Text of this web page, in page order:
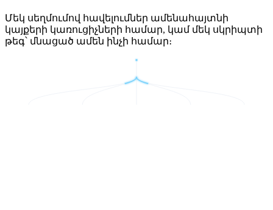
Մեկ սեղմումով հավելումներ ամենահայտնի
կայքերի կառուցիչների համար, կամ մեկ սկրիպտի
թեգ՝ մնացած ամեն ինչի համար։